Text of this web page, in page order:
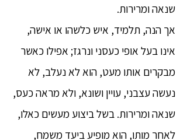
שנאה ומרירות.
אך הנה, תלמיד, איש כלשהו או אישה,
אינו בעל אופי כעסני ונרגז; אפילו כאשר
מבקרים אותו מעט, הוא לא נעלב, לא
נעשה עצבני, עויין ושונא, ולא מראה כעס,
שנאה ומרירות. בשל ביצוע מעשים כאלו,
לאחר מותו, הוא מופיע ביעד משמח,